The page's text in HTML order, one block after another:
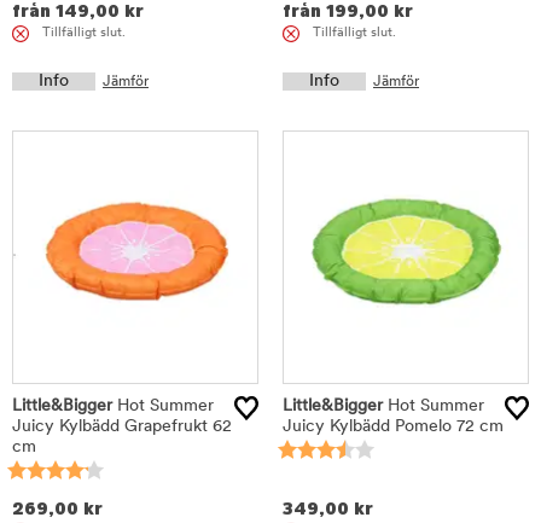
från 149,00 kr
Tillfälligt slut.
Info Jämför
från 199,00 kr
Tillfälligt slut.
Info Jämför
Little&BiggerHot Summer
Juicy Kylbädd Grapefrukt 62
cm
269,00 kr
Little&BiggerHot Summer
Juicy Kylbädd Pomelo 72 cm
349,00 kr